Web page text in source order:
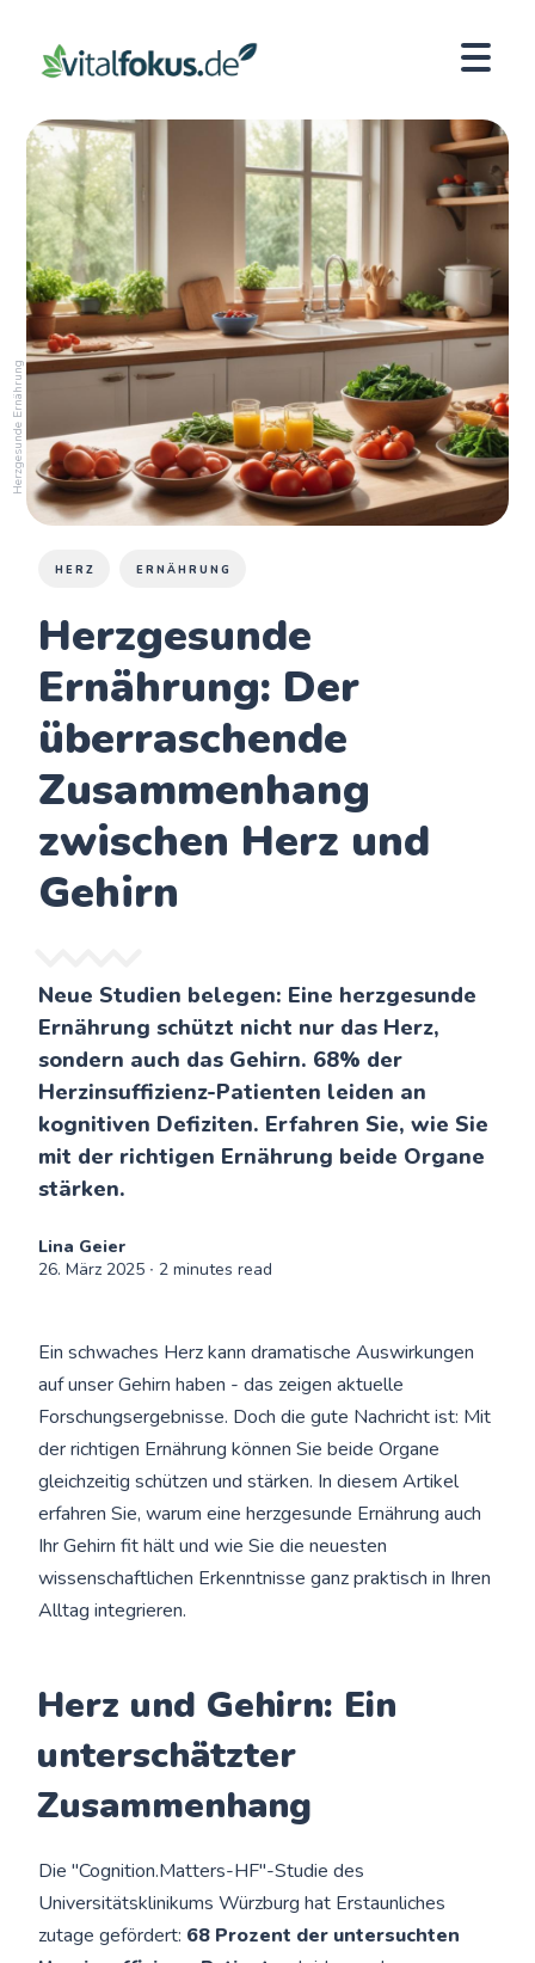
Herzgesunde Ernährung
HERZ ERNÄHRUNG
Herzgesunde
Ernährung: Der
überraschende
Zusammenhang
zwischen Herz und
Gehirn
Neue Studien belegen: Eine herzgesunde
Ernährung schützt nicht nur das Herz,
sondern auch das Gehirn. 68% der
Herzinsuffizienz-Patienten leiden an
kognitiven Defiziten. Erfahren Sie, wie Sie
mit der richtigen Ernährung beide Organe
stärken.
Lina Geier
26. März 2025 ∙ 2 minutes read
Ein schwaches Herz kann dramatische Auswirkungen
auf unser Gehirn haben - das zeigen aktuelle
Forschungsergebnisse. Doch die gute Nachricht ist: Mit
der richtigen Ernährung können Sie beide Organe
gleichzeitig schützen und stärken. In diesem Artikel
erfahren Sie, warum eine herzgesunde Ernährung auch
Ihr Gehirn fit hält und wie Sie die neuesten
wissenschaftlichen Erkenntnisse ganz praktisch in Ihren
Alltag integrieren.
Herz und Gehirn: Ein
unterschätzter
Zusammenhang
Die "Cognition.Matters-HF"-Studie des
Universitätsklinikums Würzburg hat Erstaunliches
zutage gefördert: 68 Prozent der untersuchten